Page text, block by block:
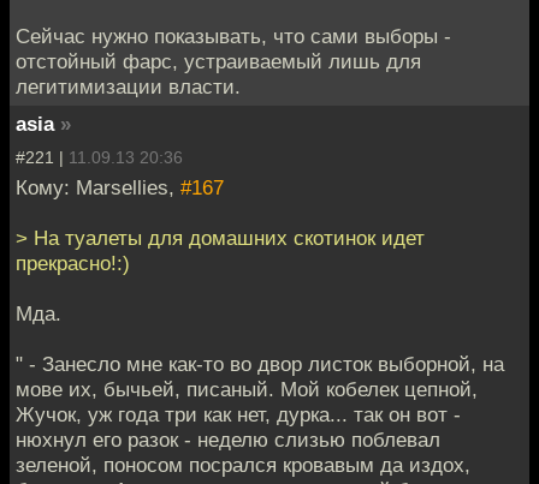
Сейчас нужно показывать, что сами выборы -
отстойный фарс, устраиваемый лишь для
легитимизации власти.
asia »
#221 | 11.09.13 20:36
Кому: Marsellies, #167
> На туалеты для домашних скотинок идет
прекрасно!:)
Мда.
" - Занесло мне как-то во двор листок выборной, на
мове их, бычьей, писаный. Мой кобелек цепной,
Жучок, уж года три как нет, дурка... так он вот -
нюхнул его разок - неделю слизью поблевал
зеленой, поносом посрался кровавым да издох,